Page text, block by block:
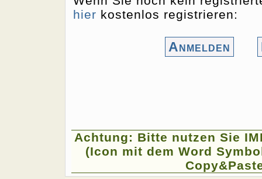
hier kostenlos registrieren:
Anmelden
Achtung: Bitte nutzen Sie
(Icon mit dem Word